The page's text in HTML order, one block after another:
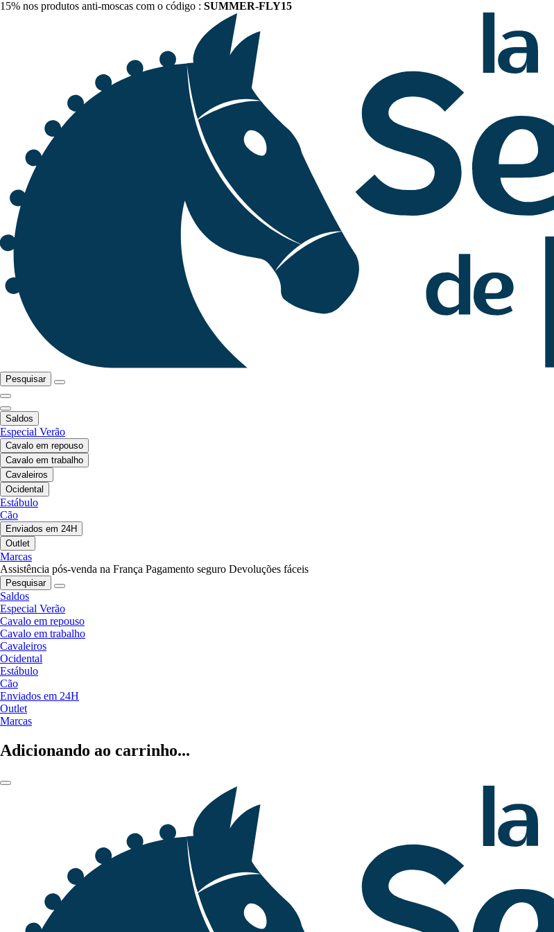
15% nos produtos anti-moscas com o código : SUMMER-FLY15
Pesquisar
Saldos
Especial Verão
Cavalo em repouso
Cavalo em trabalho
Cavaleiros
Ocidental
Estábulo
Cão
Enviados em 24H
Outlet
Marcas
Assistência pós-venda na França Pagamento seguro Devoluções fáceis
Pesquisar
Saldos
Especial Verão
Cavalo em repouso
Cavalo em trabalho
Cavaleiros
Ocidental
Estábulo
Cão
Enviados em 24H
Outlet
Marcas
Adicionando ao carrinho...